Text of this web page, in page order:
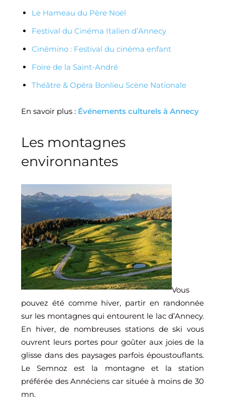
Le Hameau du Père Noël
Festival du Cinéma Italien d’Annecy
Cinémino : Festival du cinéma enfant
Foire de la Saint-André
Théâtre & Opéra Bonlieu Scène Nationale
En savoir plus : Événements culturels à Annecy
Les montagnes
environnantes
Vous
pouvez été comme hiver, partir en randonnée
sur les montagnes qui entourent le lac d’Annecy.
En hiver, de nombreuses stations de ski vous
ouvrent leurs portes pour goûter aux joies de la
glisse dans des paysages parfois époustouflants.
Le Semnoz est la montagne et la station
préférée des Annéciens car située à moins de 30
mn.